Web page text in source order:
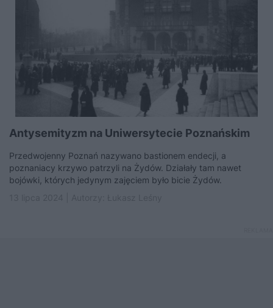
Antysemityzm na Uniwersytecie Poznańskim
Przedwojenny Poznań nazywano bastionem endecji, a
poznaniacy krzywo patrzyli na Żydów. Działały tam nawet
bojówki, których jedynym zajęciem było bicie Żydów.